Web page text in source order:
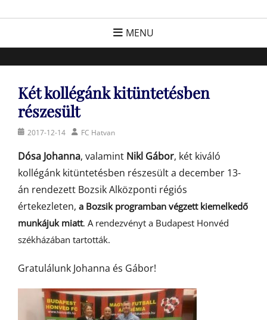
FC Hatvan
Egyesület a hatvani labdarúgásért, sportért!
MENU
Két kollégánk kitüntetésben
részesült
Posted2017-12-14 AuthorFC Hatvan
Dósa Johanna, valamint Nikl Gábor, két kiváló
kollégánk kitüntetésben részesült a december 13-
án rendezett Bozsik Alközponti régiós
értekezleten, a Bozsik programban végzett kiemelkedő
munkájuk miatt. A rendezvényt a Budapest Honvéd
székházában tartották.
Gratulálunk Johanna és Gábor!